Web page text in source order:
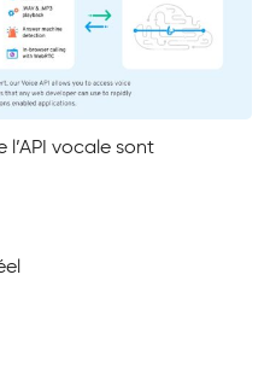
l’API vocale sont